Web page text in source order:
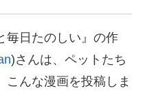
毎日たのしい』の作
)さんは、ペットたち
こんな漫画を投稿しま